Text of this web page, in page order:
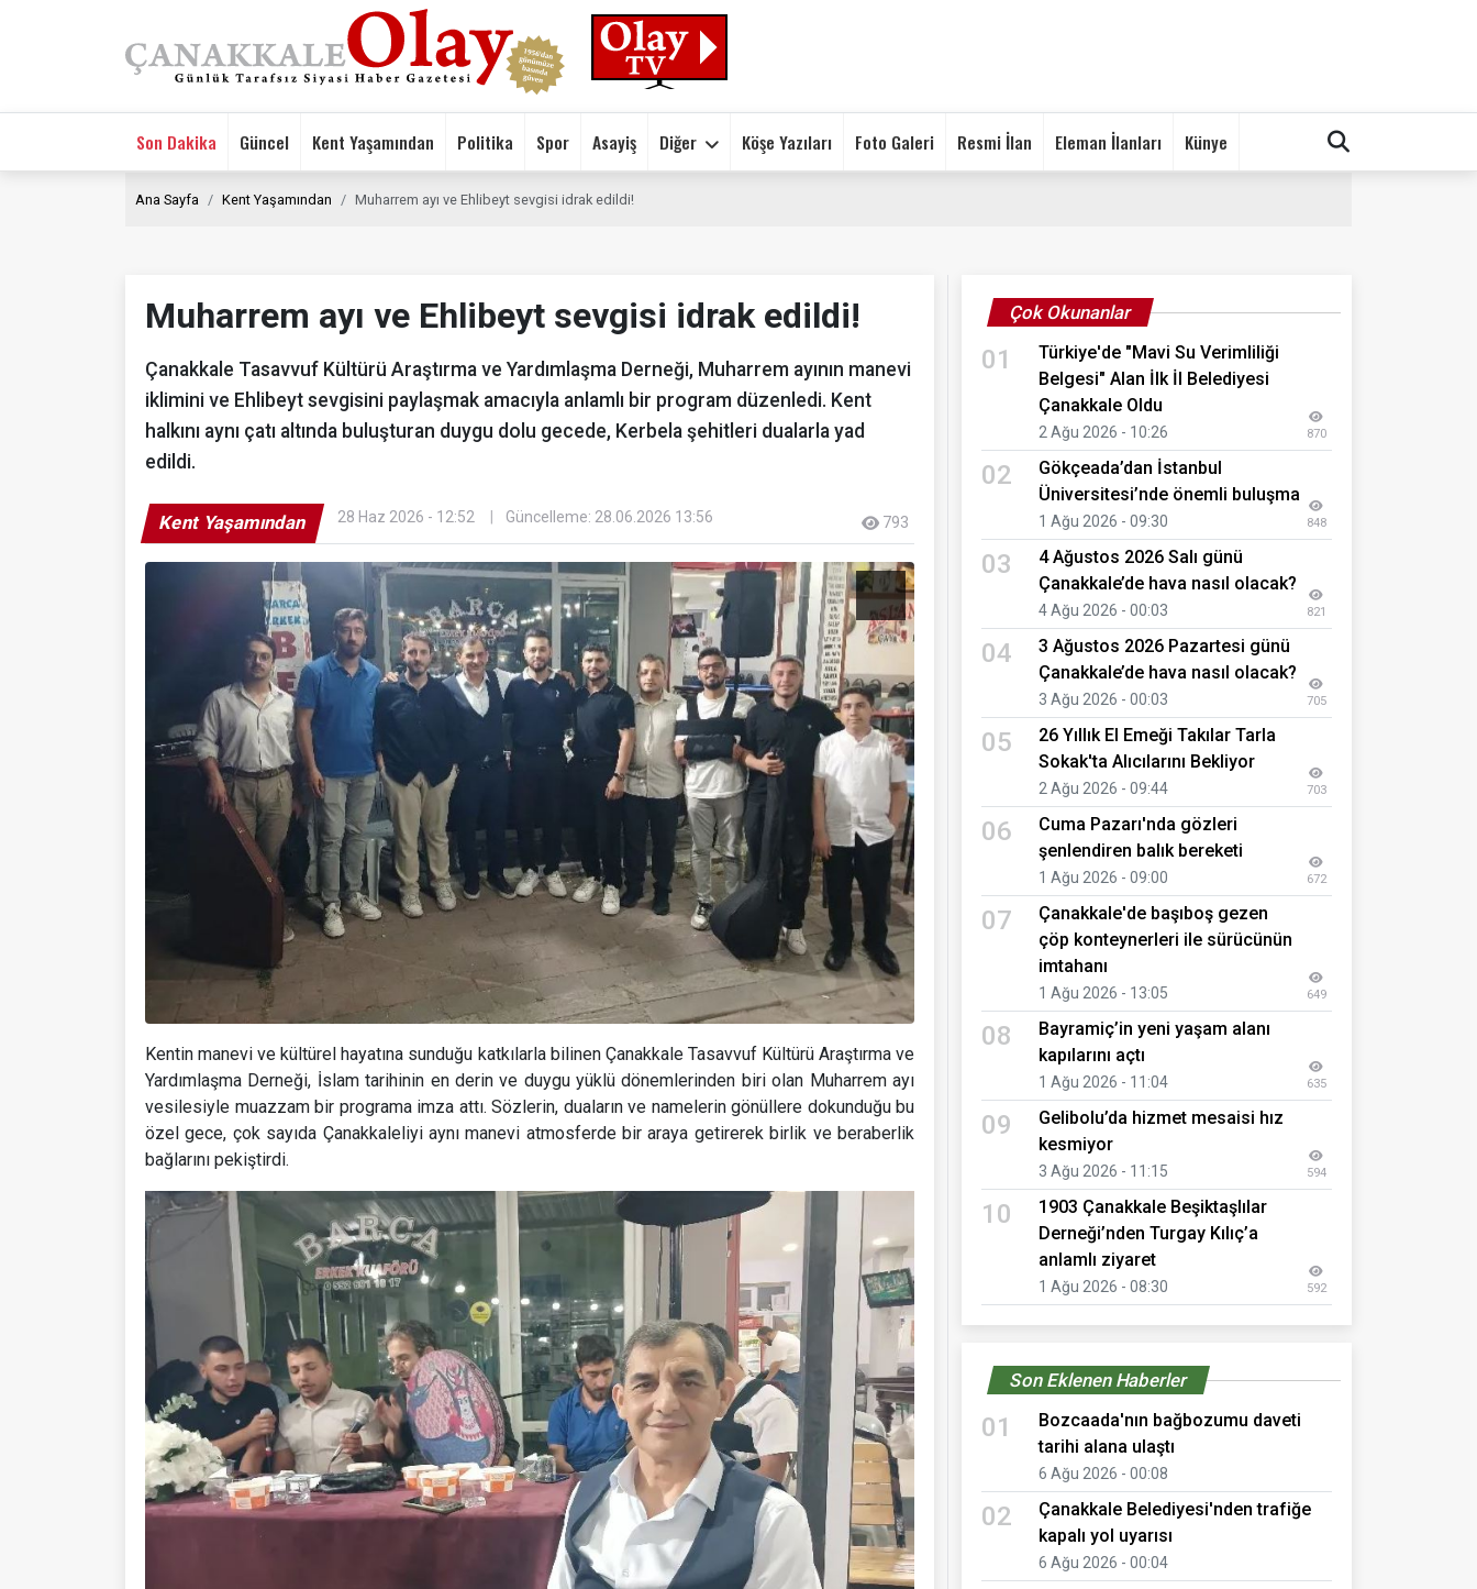
Son Dakika Güncel Kent Yaşamından Politika Spor Asayiş Diğer Köşe Yazıları Foto Galeri Resmi İlan Eleman İlanları Künye
Ana Sayfa Kent Yaşamından Muharrem ayı ve Ehlibeyt sevgisi idrak edildi!
Muharrem ayı ve Ehlibeyt sevgisi idrak edildi!
Çanakkale Tasavvuf Kültürü Araştırma ve Yardımlaşma Derneği, Muharrem ayının manevi
iklimini ve Ehlibeyt sevgisini paylaşmak amacıyla anlamlı bir program düzenledi. Kent
halkını aynı çatı altında buluşturan duygu dolu gecede, Kerbela şehitleri dualarla yad
edildi.
Kent Yaşamından 28 Haz 2026 - 12:52 Güncelleme: 28.06.2026 13:56 793
Kentin manevi ve kültürel hayatına sunduğu katkılarla bilinen Çanakkale Tasavvuf Kültürü Araştırma ve
Yardımlaşma Derneği, İslam tarihinin en derin ve duygu yüklü dönemlerinden biri olan Muharrem ayı
vesilesiyle muazzam bir programa imza attı. Sözlerin, duaların ve namelerin gönüllere dokunduğu bu
özel gece, çok sayıda Çanakkaleliyi aynı manevi atmosferde bir araya getirerek birlik ve beraberlik
bağlarını pekiştirdi.
Çok Okunanlar
01
Türkiye'de "Mavi Su Verimliliği
Belgesi" Alan İlk İl Belediyesi
Çanakkale Oldu
2 Ağu 2026 - 10:26 870
02
Gökçeada’dan İstanbul
Üniversitesi’nde önemli buluşma
1 Ağu 2026 - 09:30 848
03
4 Ağustos 2026 Salı günü
Çanakkale’de hava nasıl olacak?
4 Ağu 2026 - 00:03 821
04
3 Ağustos 2026 Pazartesi günü
Çanakkale’de hava nasıl olacak?
3 Ağu 2026 - 00:03 705
05
26 Yıllık El Emeği Takılar Tarla
Sokak'ta Alıcılarını Bekliyor
2 Ağu 2026 - 09:44 703
06
Cuma Pazarı'nda gözleri
şenlendiren balık bereketi
1 Ağu 2026 - 09:00 672
07
Çanakkale'de başıboş gezen
çöp konteynerleri ile sürücünün
imtahanı
1 Ağu 2026 - 13:05 649
08
Bayramiç’in yeni yaşam alanı
kapılarını açtı
1 Ağu 2026 - 11:04 635
09
Gelibolu’da hizmet mesaisi hız
kesmiyor
3 Ağu 2026 - 11:15 594
10
1903 Çanakkale Beşiktaşlılar
Derneği’nden Turgay Kılıç’a
anlamlı ziyaret
1 Ağu 2026 - 08:30 592
Son Eklenen Haberler
01
Bozcaada'nın bağbozumu daveti
tarihi alana ulaştı
6 Ağu 2026 - 00:08
02
Çanakkale Belediyesi'nden trafiğe
kapalı yol uyarısı
6 Ağu 2026 - 00:04